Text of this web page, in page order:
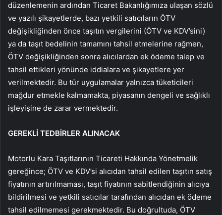
düzenlemenin ardından Ticaret Bakanlığımıza ulaşan sözlü
ve yazılı şikayetlerde, bazı yetkili satıcıların ÖTV
değişikliğinden önce taşıtın vergilerini (ÖTV ve KDV’sini)
ya da taşıt bedelinin tamamını tahsil etmelerine rağmen,
ÖTV değişikliğinden sonra alıcılardan ek ödeme talep ve
tahsil ettikleri yönünde iddialara ve şikayetlere yer
verilmektedir. Bu tür uygulamalar yalnızca tüketicileri
mağdur etmekle kalmamakta, piyasanın dengeli ve sağlıklı
işleyişine de zarar vermektedir.
GEREKLİ TEDBİRLER ALINACAK
Motorlu Kara Taşıtlarının Ticareti Hakkında Yönetmelik
gereğince; ÖTV ve KDV’si alıcıdan tahsil edilen taşıtın satış
fiyatının artırılmaması, taşıt fiyatının sabitlendiğinin alıcıya
bildirilmesi ve yetkili satıcılar tarafından alıcıdan ek ödeme
tahsil edilmemesi gerekmektedir. Bu doğrultuda, ÖTV